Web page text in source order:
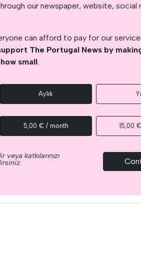
our newspaper, website, social
can afford to pay for our
The Portugal News by
small.
Aylık
5,00 € / month 15,00
katkılarınızı